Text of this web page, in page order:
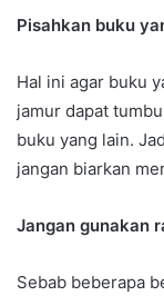
Pisahkan buku
Hal ini agar buku
jamur dapat
buku yang lain.
jangan biarkan
Jangan gunakan
Sebab beberapa